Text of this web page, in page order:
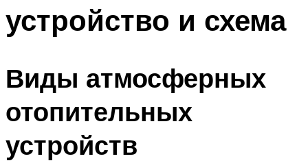
устройство и схема
Виды атмосферных
отопительных
устройств